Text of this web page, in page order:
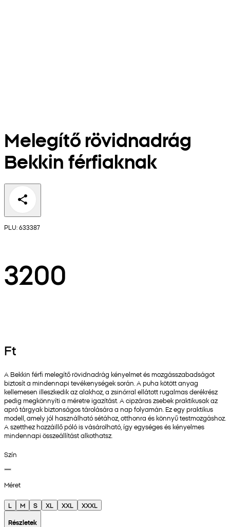
Melegítő rövidnadrág
Bekkin férfiaknak
PLU: 633387
3200
Ft
A Bekkin férfi melegítő rövidnadrág kényelmet és mozgásszabadságot
biztosít a mindennapi tevékenységek során. A puha kötött anyag
kellemesen illeszkedik az alakhoz, a zsinórral ellátott rugalmas derékrész
pedig megkönnyíti a méretre igazítást. A cipzáras zsebek praktikusak az
apró tárgyak biztonságos tárolására a nap folyamán. Ez egy praktikus
modell, amely jól használható sétához, otthonra és könnyű testmozgáshoz.
A szetthez hozzáillő póló is vásárolható, így egységes és kényelmes
mindennapi összeállítást alkothatsz.
Szín
Méret
L M S XL XXL
XXXL
Részletek